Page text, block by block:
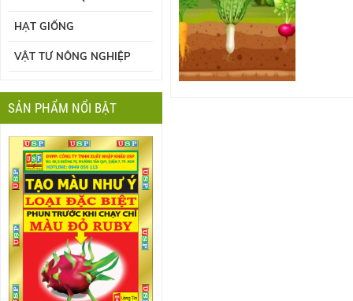
HẠT GIỐNG
VẬT TƯ NÔNG NGHIỆP
SẢN PHẨM NỔI BẬT